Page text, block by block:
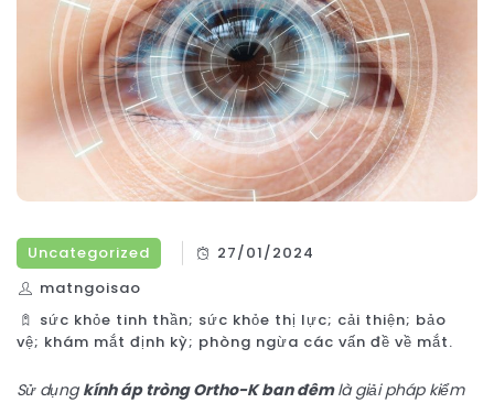
Uncategorized
27/01/2024
matngoisao
sức khỏe tinh thần; sức khỏe thị lực; cải thiện; bảo
vệ; khám mắt định kỳ; phòng ngừa các vấn đề về mắt.
Sử dụngkính áp tròng Ortho-K ban đêmlà giải pháp kiểm